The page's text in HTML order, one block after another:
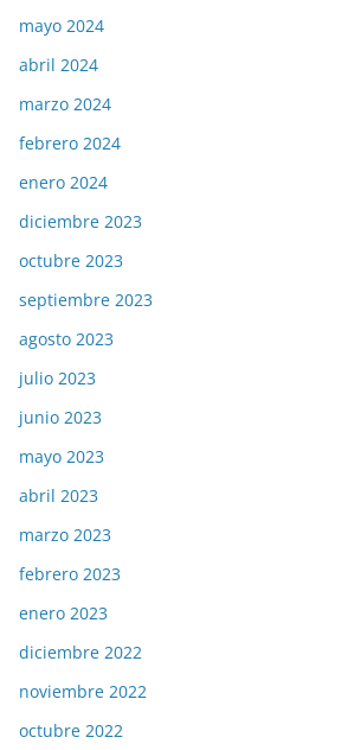
mayo 2024
abril 2024
marzo 2024
febrero 2024
enero 2024
diciembre 2023
octubre 2023
septiembre 2023
agosto 2023
julio 2023
junio 2023
mayo 2023
abril 2023
marzo 2023
febrero 2023
enero 2023
diciembre 2022
noviembre 2022
octubre 2022